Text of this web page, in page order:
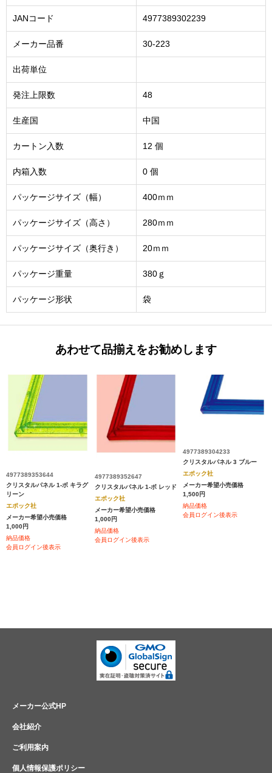
JANコード 4977389302239
メーカー品番 30-223
出荷単位
発注上限数 48
生産国 中国
カートン入数 12 個
内箱入数 0 個
パッケージサイズ（幅） 400ｍｍ
パッケージサイズ（高さ） 280ｍｍ
パッケージサイズ（奥行き） 20ｍｍ
パッケージ重量 380ｇ
パッケージ形状 袋
あわせて品揃えをお勧めします
4977389353644
クリスタルパネル 1-ボ キラグ
リーン
エポック社
メーカー希望小売価格
1,000円
納品価格
会員ログイン後表示
4977389352647
クリスタルパネル 1-ボ レッド
エポック社
メーカー希望小売価格
1,000円
納品価格
会員ログイン後表示
4977389304233
クリスタルパネル 3 ブルー
エポック社
メーカー希望小売価格
1,500円
納品価格
会員ログイン後表示
メーカー公式HP
会社紹介
ご利用案内
個人情報保護ポリシー